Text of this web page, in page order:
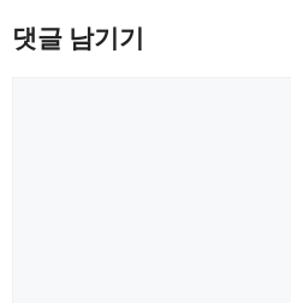
댓글 남기기